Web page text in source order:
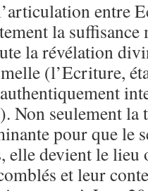
entre
la
la révélation
(l’Ecriture,
Non seulement
pour que le
elle devient le
et leur